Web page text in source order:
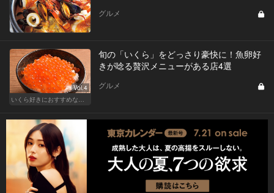
グルメ
Vol.4
旬の「いくら」をどっさり豪快に！魚卵好
きが唸る贅沢メニューがある店4選
グルメ